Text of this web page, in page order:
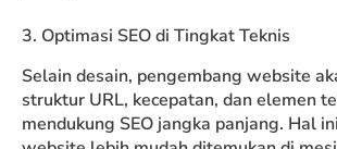
3. Optimasi SEO di Tingkat Teknis
Selain desain, pengembang website
struktur URL, kecepatan, dan elemen
mendukung SEO jangka panjang. Hal